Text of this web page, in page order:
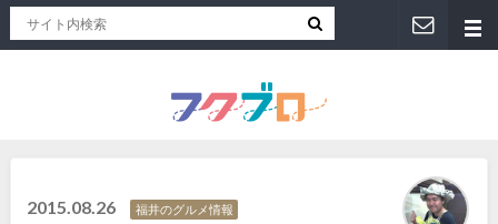
2015.08.26 福井のグルメ情報